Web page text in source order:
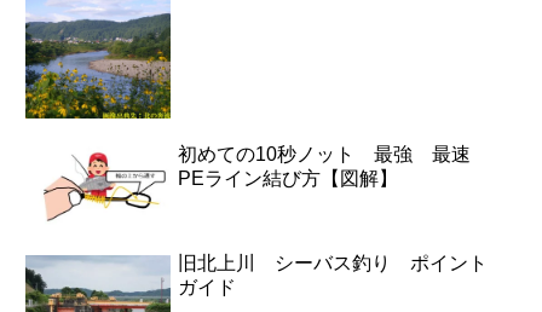
初めての10秒ノット 最強 最速
PEライン結び方【図解】
旧北上川 シーバス釣り ポイント
ガイド